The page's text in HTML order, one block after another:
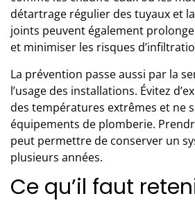
détartrage régulier des tuyaux et
joints peuvent également
et minimiser les risques
La prévention passe aussi par la
l’usage des installations. Évitez
des températures extrêmes et ne
équipements de plomberie.
peut permettre de conserver un
plusieurs années.
Ce qu’il faut